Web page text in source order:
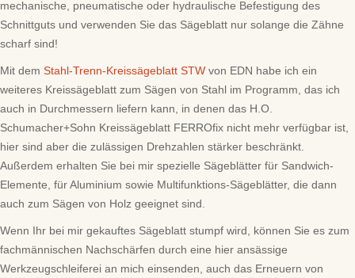
mechanische, pneumatische oder hydraulische Befestigung des
Schnittguts und verwenden Sie das Sägeblatt nur solange die Zähne
scharf sind!
Mit dem Stahl-Trenn-Kreissägeblatt STW von EDN habe ich ein
weiteres Kreissägeblatt zum Sägen von Stahl im Programm, das ich
auch in Durchmessern liefern kann, in denen das H.O.
Schumacher+Sohn Kreissägeblatt FERROfix nicht mehr verfügbar ist,
hier sind aber die zulässigen Drehzahlen stärker beschränkt.
Außerdem erhalten Sie bei mir spezielle Sägeblätter für Sandwich-
Elemente, für Aluminium sowie Multifunktions-Sägeblätter, die dann
auch zum Sägen von Holz geeignet sind.
Wenn Ihr bei mir gekauftes Sägeblatt stumpf wird, können Sie es zum
fachmännischen Nachschärfen durch eine hier ansässige
Werkzeugschleiferei an mich einsenden, auch das Erneuern von